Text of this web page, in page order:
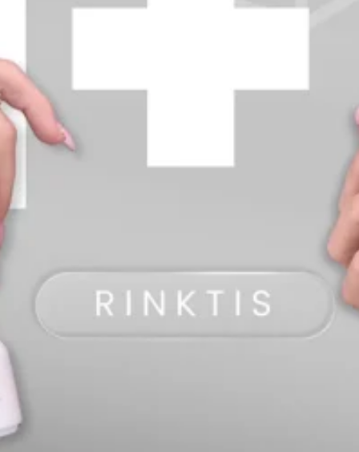
info@diamondline.lt
Prisijungti
Rewards“